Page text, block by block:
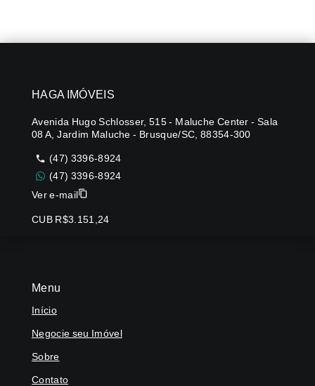
Menu
Início
Negocie seu Imóvel
Sobre
Contato
HAGA IMÓVEIS
Avenida Hugo Schlosser, 515 - Maluche Center - Sala
08 A, Jardim Maluche - Brusque/SC, 88354-300
(47) 3396-8924
(47) 3396-8924
Ver e-mail
CUB R$3.151,24